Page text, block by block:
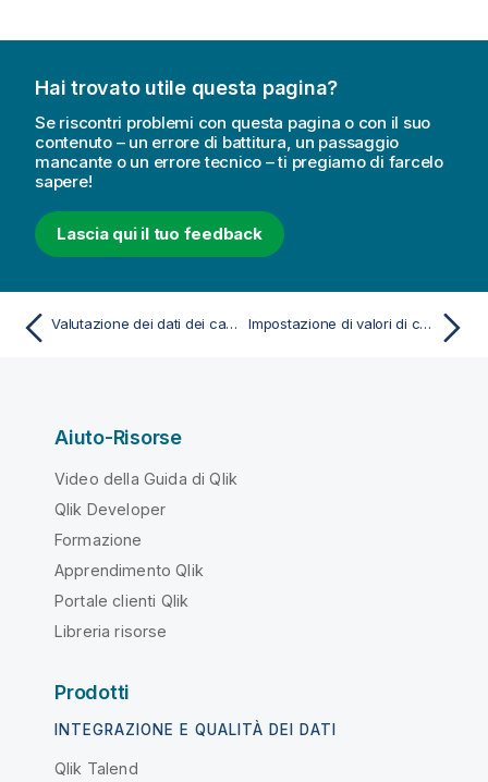
Hai trovato utile questa pagina?
Se riscontri problemi con questa pagina o con il suo
contenuto – un errore di battitura, un passaggio
mancante o un errore tecnico – ti pregiamo di farcelo
sapere!
Lascia qui il tuo feedback
Valutazione dei dati dei campi della tabella prima del loro caricamento Impostazione di valori di campo come null in una tabella
Aiuto-Risorse
Video della Guida di Qlik
Qlik Developer
Formazione
Apprendimento Qlik
Portale clienti Qlik
Libreria risorse
Prodotti
INTEGRAZIONE E QUALITÀ DEI DATI
Qlik Talend